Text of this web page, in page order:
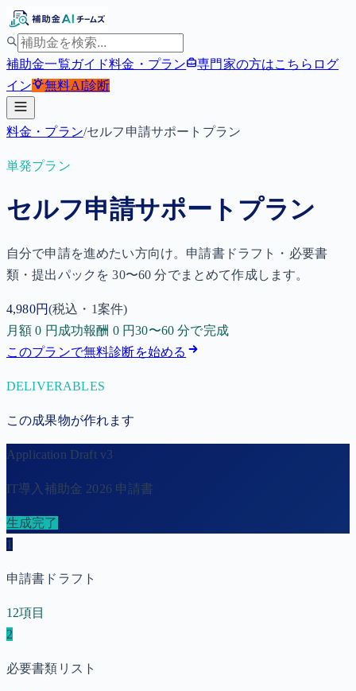
補助金一覧ガイド料金・プラン 専門家の方はこちら ログ
イン
無料AI診断
料金・プラン/セルフ申請サポートプラン
単発プラン
セルフ申請サポートプラン
自分で申請を進めたい方向け。申請書ドラフト・必要書
類・提出パックを 30〜60 分でまとめて作成します。
4,980円(税込・1案件)
月額 0 円 成功報酬 0 円30〜60 分で完成
このプランで無料診断を始める
DELIVERABLES
この成果物が作れます
Application Draft v3
IT導入補助金 2026 申請書
生成完了
1
申請書ドラフト
12項目
2
必要書類リスト